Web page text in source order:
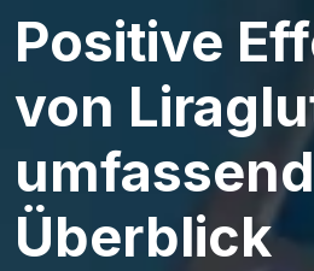
Positive
von
Überblick